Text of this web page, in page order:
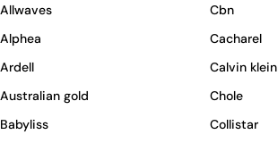
Allwaves
Alphea
Ardell
Australian gold
Babyliss
Cbn
Cacharel
Calvin klein
Chole
Collistar